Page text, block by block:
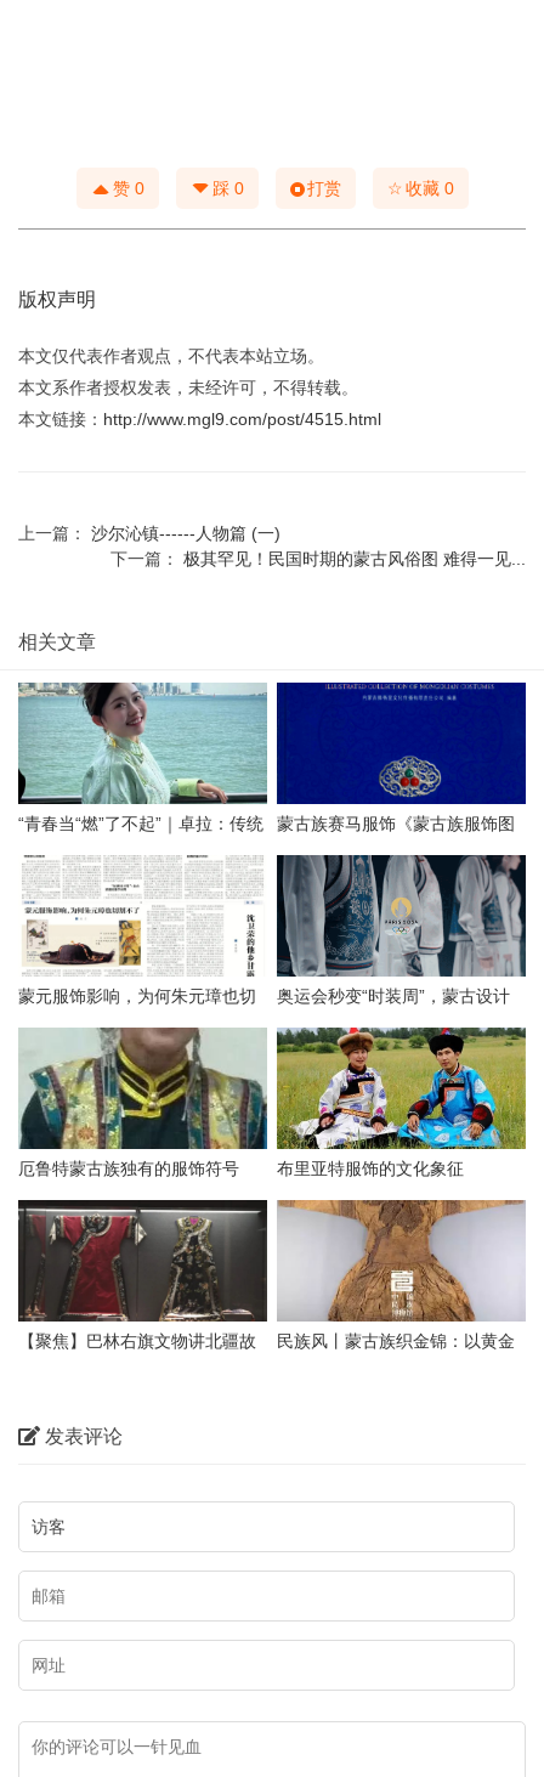
赞 0 踩 0 打赏 ☆收藏 0
版权声明
本文仅代表作者观点，不代表本站立场。
本文系作者授权发表，未经许可，不得转载。
本文链接： http://www.mgl9.com/post/4515.html
上一篇： 沙尔沁镇------人物篇 (一)
下一篇： 极其罕见！民国时期的蒙古风俗图 难得一见...
相关文章
“青春当“燃”了不起”｜卓拉：传统
与现代融合的民族服装设计师
（Mongol）
蒙古族赛马服饰《蒙古族服饰图
鉴》
蒙元服饰影响，为何朱元璋也切
奥运会秒变“时装周”，蒙古设计
竟然火了
厄鲁特蒙古族独有的服饰符号 布里亚特服饰的文化象征
【聚焦】巴林右旗文物讲北疆故
民族风丨蒙古族织金锦：以黄金
发表评论